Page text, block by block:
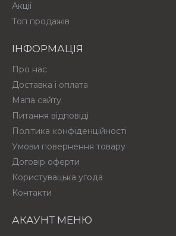
Акції
Топ продажів
ІНФОРМАЦІЯ
Про нас
Доставка і оплата
Мапа сайту
Питання відповіді
Політика конфіденційності
Умови повернення товару
Договір оферти
Користувацька угода
Контакти
АКАУНТ МЕНЮ